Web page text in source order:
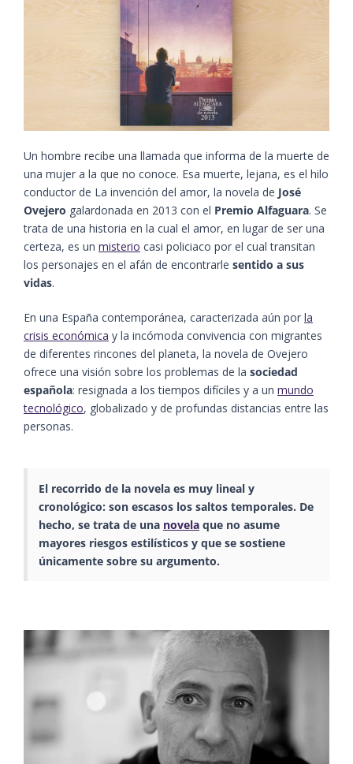
Un hombre recibe una llamada que informa de la muerte de
una mujer a la que no conoce. Esa muerte, lejana, es el hilo
conductor de La invención del amor, la novela de José
Ovejero galardonada en 2013 con el Premio Alfaguara. Se
trata de una historia en la cual el amor, en lugar de ser una
certeza, es un misterio casi policiaco por el cual transitan
los personajes en el afán de encontrarle sentido a sus
vidas.
En una España contemporánea, caracterizada aún por la
crisis económica y la incómoda convivencia con migrantes
de diferentes rincones del planeta, la novela de Ovejero
ofrece una visión sobre los problemas de la sociedad
española: resignada a los tiempos difíciles y a un mundo
tecnológico, globalizado y de profundas distancias entre las
personas.
El recorrido de la novela es muy lineal y
cronológico: son escasos los saltos temporales. De
hecho, se trata de una novela que no asume
mayores riesgos estilísticos y que se sostiene
únicamente sobre su argumento.